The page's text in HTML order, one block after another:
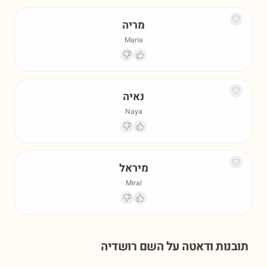
מריה
Maria
נאיה
Naya
מיראל
Miral
תובנות ודאטה על השם רושדיה